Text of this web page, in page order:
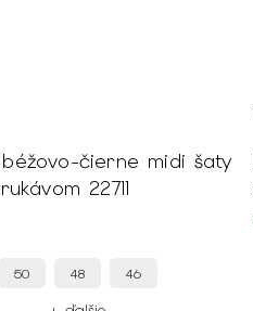
béžovo-čierne midi šaty
22711
50 48 46